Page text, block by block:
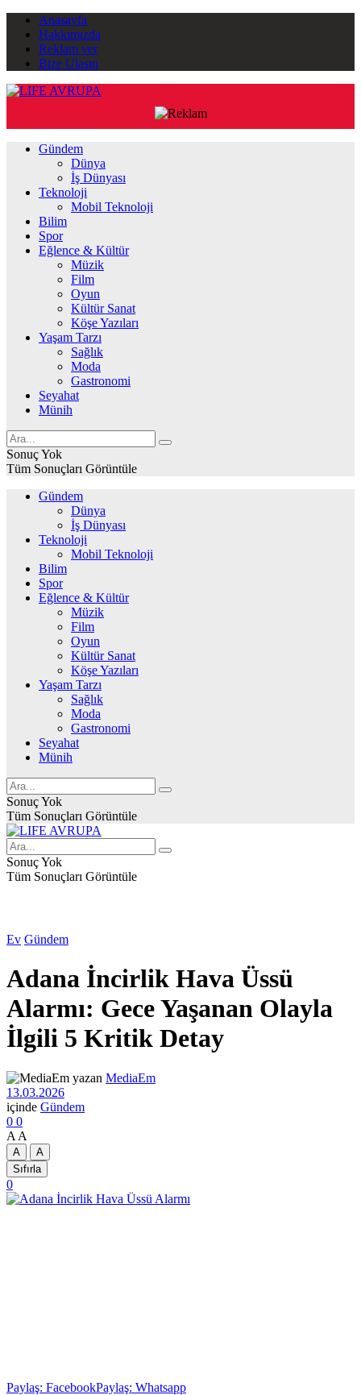
Anasayfa
Hakkımızda
Reklam ver
Bize Ulaşın
Gündem
Dünya
İş Dünyası
Teknoloji
Mobil Teknoloji
Bilim
Spor
Eğlence & Kültür
Müzik
Film
Oyun
Kültür Sanat
Köşe Yazıları
Yaşam Tarzı
Sağlık
Moda
Gastronomi
Seyahat
Münih
Sonuç Yok
Tüm Sonuçları Görüntüle
Gündem
Dünya
İş Dünyası
Teknoloji
Mobil Teknoloji
Bilim
Spor
Eğlence & Kültür
Müzik
Film
Oyun
Kültür Sanat
Köşe Yazıları
Yaşam Tarzı
Sağlık
Moda
Gastronomi
Seyahat
Münih
Sonuç Yok
Tüm Sonuçları Görüntüle
Sonuç Yok
Tüm Sonuçları Görüntüle
Ev Gündem
Adana İncirlik Hava Üssü
Alarmı: Gece Yaşanan Olayla
İlgili 5 Kritik Detay
yazan MediaEm
13.03.2026
içinde Gündem
0 0
A A
A
A
Sıfırla
0
Paylaş: FacebookPaylaş: Whatsapp